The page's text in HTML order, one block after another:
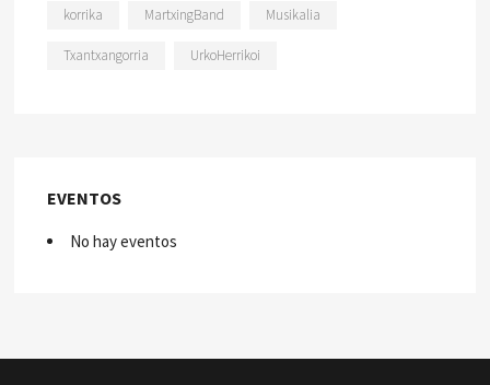
korrika MartxingBand Musikalia
Txantxangorria UrkoHerrikoi
EVENTOS
No hay eventos